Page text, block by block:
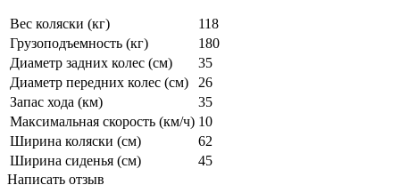
Вес коляски (кг)
118
Грузоподъемность (кг)
180
Диаметр задних колес (см)
35
Диаметр передних колес (см)
26
Запас хода (км)
35
Максимальная скорость (км/ч) 10
Ширина коляски (см)
62
Ширина сиденья (см)
45
Написать отзыв